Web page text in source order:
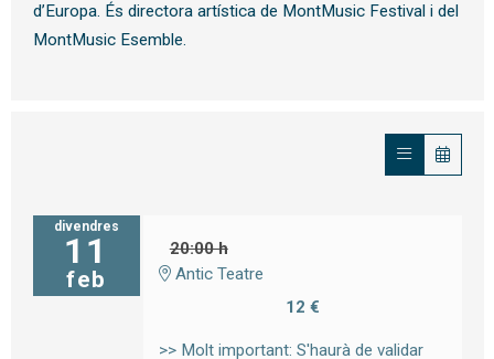
d’Europa. És directora artística de MontMusic Festival i del
MontMusic Esemble.
divendres
11
feb
20:00 h
Antic Teatre
12 €
>> Molt important: S'haurà de validar